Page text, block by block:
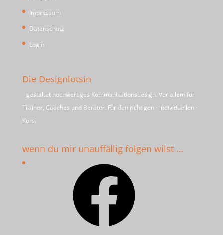
Impressum
Datenschutz
Login
Die Designlotsin
gestaltet hochwertiges Kommunikationsdesign. Vor allem für
Trainer, Coaches und Berater. Für den richtigen - individuellen -
Kurs.
wenn du mir unauffällig folgen wilst …